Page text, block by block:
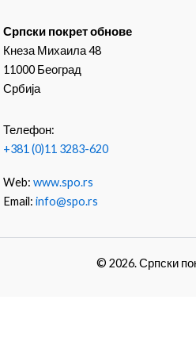
Српски покрет обнове
Кнеза Михаила 48
11000 Београд
Србија
Телефон:
+381 (0)11 3283-620
Web:www.spo.rs
Email:info@spo.rs
© 2026. Српски